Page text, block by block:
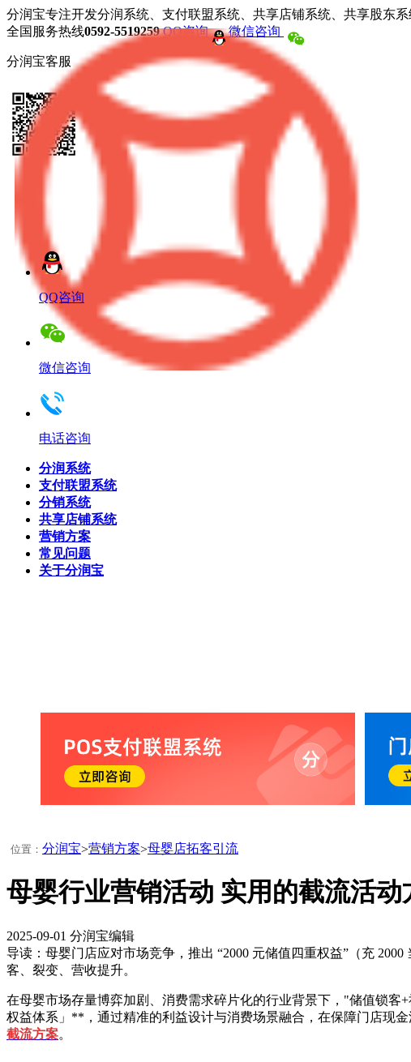
分润宝专注开发分润系统、支付联盟系统、共享店铺系统、共享股东系
全国服务热线0592-5519259 QQ咨询 微信咨询
分润宝客服
QQ咨询
微信咨询
电话咨询
分润系统
支付联盟系统
分销系统
共享店铺系统
营销方案
常见问题
关于分润宝
位置： 分润宝>营销方案>母婴店拓客引流
母婴行业营销活动 实用的截流活动
2025-09-01 分润宝编辑
导读：母婴门店应对市场竞争，推出 “2000 元储值四重权益”（充
客、裂变、营收提升。
在母婴市场存量博弈加剧、消费需求碎片化的行业背景下，"储值锁
权益体系」**，通过精准的利益设计与消费场景融合，在保障门店现
截流方案。